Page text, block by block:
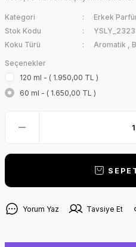
Kategori
Erkek
Stok Kodu
YSLY_2323
Koku Türü
Aromatik ,
Seçenekler
120 ml - ( 1.950,00 TL )
60 ml - ( 1.650,00 TL )
Yorum Yaz Tavsiye Et